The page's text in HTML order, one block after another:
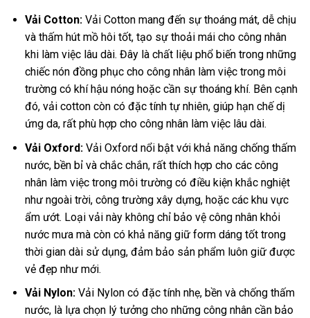
Vải Cotton:Vải Cotton mang đến sự thoáng mát, dễ chịu
và thấm hút mồ hôi tốt, tạo sự thoải mái cho công nhân
khi làm việc lâu dài. Đây là chất liệu phổ biến trong những
chiếc nón đồng phục cho công nhân làm việc trong môi
trường có khí hậu nóng hoặc cần sự thoáng khí. Bên cạnh
đó, vải cotton còn có đặc tính tự nhiên, giúp hạn chế dị
ứng da, rất phù hợp cho công nhân làm việc lâu dài.
Vải Oxford:Vải Oxford nổi bật với khả năng chống thấm
nước, bền bỉ và chắc chắn, rất thích hợp cho các công
nhân làm việc trong môi trường có điều kiện khắc nghiệt
như ngoài trời, công trường xây dựng, hoặc các khu vực
ẩm ướt. Loại vải này không chỉ bảo vệ công nhân khỏi
nước mưa mà còn có khả năng giữ form dáng tốt trong
thời gian dài sử dụng, đảm bảo sản phẩm luôn giữ được
vẻ đẹp như mới.
Vải Nylon:Vải Nylon có đặc tính nhẹ, bền và chống thấm
nước, là lựa chọn lý tưởng cho những công nhân cần bảo